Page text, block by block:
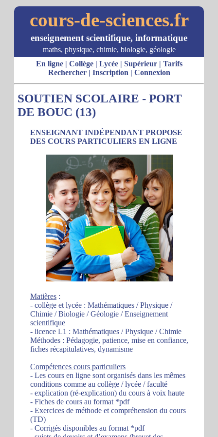
cours-de-sciences.fr
enseignement scientifique, informatique
maths, physique, chimie, biologie, géologie
En ligne| Collège| Lycée| Supérieur| Tarifs
Rechercher| Inscription | Connexion
SOUTIEN SCOLAIRE - PORT
DE BOUC (13)
ENSEIGNANT INDÉPENDANT PROPOSE
DES COURS PARTICULIERS EN LIGNE
Matières :
- collège et lycée : Mathématiques / Physique /
Chimie / Biologie / Géologie / Enseignement
scientifique
- licence L1 : Mathématiques / Physique / Chimie
Méthodes : Pédagogie, patience, mise en confiance,
fiches récapitulatives, dynamisme
Compétences cours particuliers
- Les cours en ligne sont organisés dans les mêmes
conditions comme au collège / lycée / faculté
- explication (ré-explication) du cours à voix haute
- Fiches de cours au format *pdf
- Exercices de méthode et compréhension du cours
(TD)
- Corrigés disponibles au format *pdf